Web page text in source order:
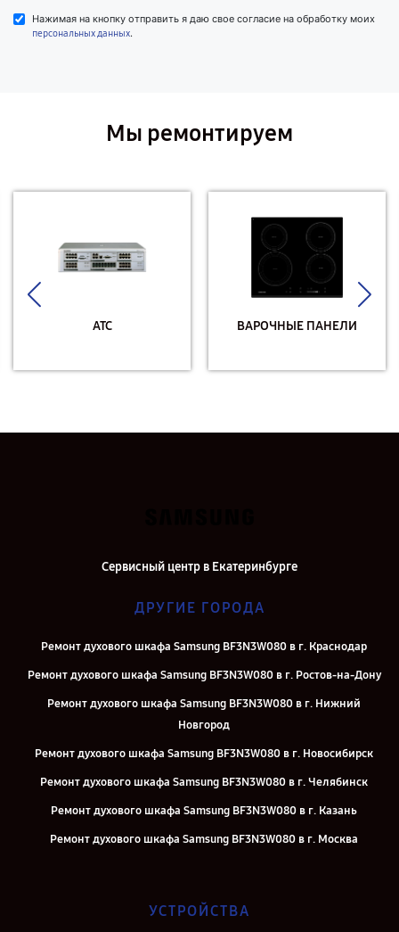
Нажимая на кнопку отправить я даю свое согласие на обработку моих
персональных данных.
Мы ремонтируем
АТС ВАРОЧНЫЕ ПАНЕЛИ
Сервисный центр в Екатеринбурге
ДРУГИЕ ГОРОДА
Ремонт духового шкафа Samsung BF3N3W080 в г. Краснодар
Ремонт духового шкафа Samsung BF3N3W080 в г. Ростов-на-Дону
Ремонт духового шкафа Samsung BF3N3W080 в г. Нижний
Новгород
Ремонт духового шкафа Samsung BF3N3W080 в г. Новосибирск
Ремонт духового шкафа Samsung BF3N3W080 в г. Челябинск
Ремонт духового шкафа Samsung BF3N3W080 в г. Казань
Ремонт духового шкафа Samsung BF3N3W080 в г. Москва
УСТРОЙСТВА